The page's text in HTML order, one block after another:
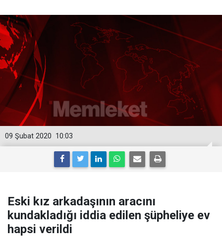
10:03
09 Şubat 2020
Eski kız arkadaşının aracını
kundakladığı iddia edilen şüpheliye ev
hapsi verildi